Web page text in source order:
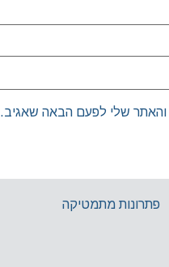
שלי לפעם הבאה שאגיב.